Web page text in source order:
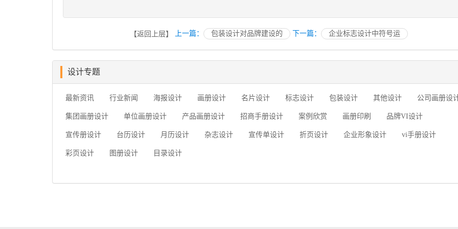
【返回上层】 上一篇： 包装设计对品牌建设的 下一篇： 企业标志设计中符号运
设计专题
最新资讯 行业新闻 海报设计 画册设计 名片设计 标志设计 包装设计 其他设计 公司画册设
集团画册设计 单位画册设计 产品画册设计 招商手册设计 案例欣赏 画册印刷 品牌VI设计
宣传册设计 台历设计 月历设计 杂志设计 宣传单设计 折页设计 企业形象设计 vi手册设计
彩页设计 图册设计 目录设计